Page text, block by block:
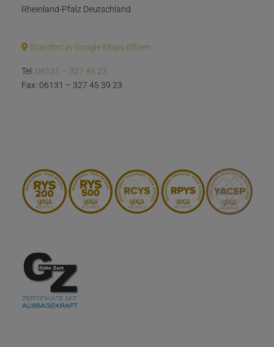
Rheinland-Pfalz Deutschland
Standort in Google Maps öffnen
Tel: 06131 – 327 45 23
Fax: 06131 – 327 45 39 23